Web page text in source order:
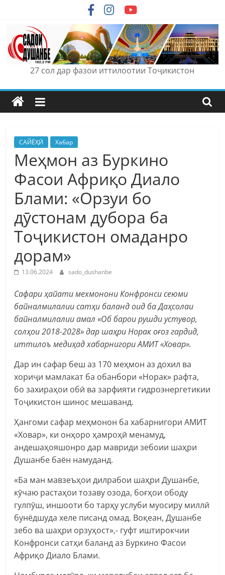
content
27 сол дар фазои иттилоотии Тоҷикистон
САЙЁҲӢ Хабар
Меҳмон аз Буркино
Фасои Африқо Диало
Блами: «Орзуи бо
дӯстонам дубора ба
Тоҷикистон омаданро
дорам»
13.06.2024 sado_dushanbe
Сафари ҳайати мехмонони Конфронси сеюми
байналмилалии сатҳи баланд оид ба Даҳсолаи
байналмилалии амал «Об барои рушди устувор,
солҳои 2018-2028» дар шаҳри Норак оғоз гардид,
иттилоъ медиҳад хабарнигори АМИТ «Ховар».
Дар ин сафар беш аз 170 меҳмон аз дохил ва
хориҷи мамлакат ба обанбори «Норак» рафта,
бо захираҳои обӣ ва зарфияти гидроэнергетикии
Тоҷикистон шинос мешаванд.
Ҳангоми сафар меҳмонон ба хабарнигори АМИТ
«Ховар», ки онҳоро ҳамроҳӣ менамуд,
андешаҳояшонро дар мавриди зебоии шаҳри
Душанбе баëн намуданд.
«Ба ман мавзеъҳои дилрабои шаҳри Душанбе,
кӯчаю растаҳои тозаву озода, боғҳои ободу
гулпӯш, иншооти бо тарҳу услуби муосиру миллӣ
бунёдшуда хеле писанд омад. Воқеан, Душанбе
зебо ва шаҳри орзуҳост»,- гуфт иштирокчии
Конфронси сатҳи баланд аз Буркино Фасои
Африқо Диало Блами.